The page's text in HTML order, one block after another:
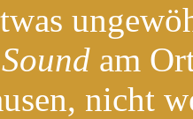
Sound am
nicht